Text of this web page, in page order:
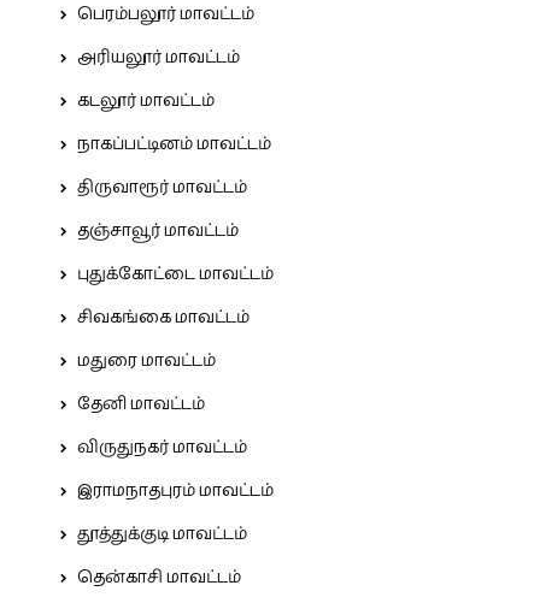
பெரம்பலூர் மாவட்டம்
அரியலூர் மாவட்டம்
கடலூர் மாவட்டம்
நாகப்பட்டினம் மாவட்டம்
திருவாரூர் மாவட்டம்
தஞ்சாவூர் மாவட்டம்
புதுக்கோட்டை மாவட்டம்
சிவகங்கை மாவட்டம்
மதுரை மாவட்டம்
தேனி மாவட்டம்
விருதுநகர் மாவட்டம்
இராமநாதபுரம் மாவட்டம்
தூத்துக்குடி மாவட்டம்
தென்காசி மாவட்டம்